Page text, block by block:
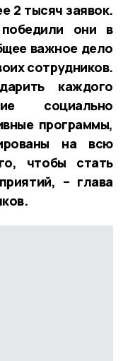
2 тысяч заявок.
они в
важное дело
сотрудников.
каждого
социально
программы,
на всю
чтобы стать
– глава